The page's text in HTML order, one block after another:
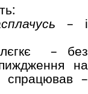
– і
– без
на
спрацював –